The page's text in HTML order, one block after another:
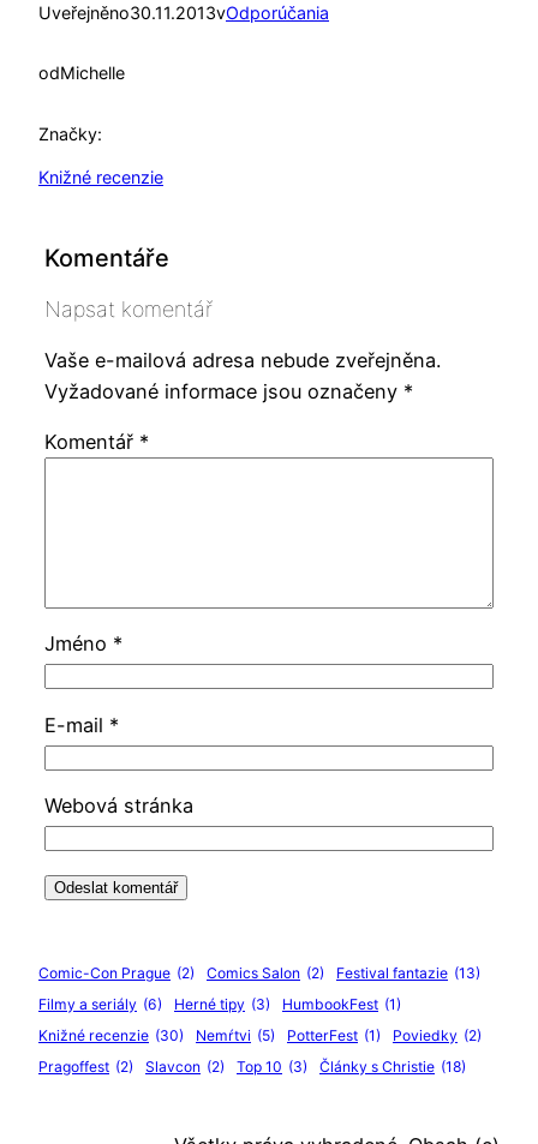
Uveřejněno30.11.2013vOdporúčania
odMichelle
Značky:
Knižné recenzie
Komentáře
Napsat komentář
Vaše e-mailová adresa nebude zveřejněna.
Vyžadované informace jsou označeny *
Komentář *
Jméno *
E-mail *
Webová stránka
Comic-Con Prague (2) Comics Salon (2) Festival fantazie (13)
Filmy a seriály (6) Herné tipy (3) HumbookFest (1)
Knižné recenzie (30) Nemŕtvi (5) PotterFest (1) Poviedky (2)
Pragoffest (2) Slavcon (2) Top 10 (3) Články s Christie (18)